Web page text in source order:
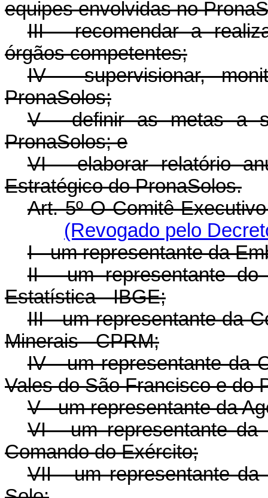
equipes envolvidas no
III - recomendar a
órgãos competentes;
IV - supervisionar,
PronaSolos;
V - definir as metas a
PronaSolos; e
VI - elaborar relatório
Estratégico do PronaSolos.
Art. 5º O Comitê-
(Revogado pelo
I - um representante da
II - um representante do
Estatística - IBGE;
III - um representante da
Minerais - CPRM;
IV - um representante da
Vales do São Francisco e do
V - um representante da
VI - um representante da
Comando do Exército;
VII - um representante